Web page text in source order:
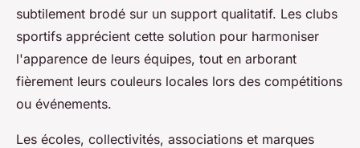
subtilement brodé sur un support qualitatif. Les clubs
sportifs apprécient cette solution pour harmoniser
l'apparence de leurs équipes, tout en arborant
fièrement leurs couleurs locales lors des compétitions
ou événements.
Les écoles, collectivités, associations et marques